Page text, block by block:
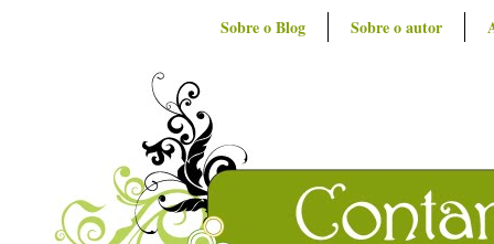
Sobre o Blog Sobre o autor